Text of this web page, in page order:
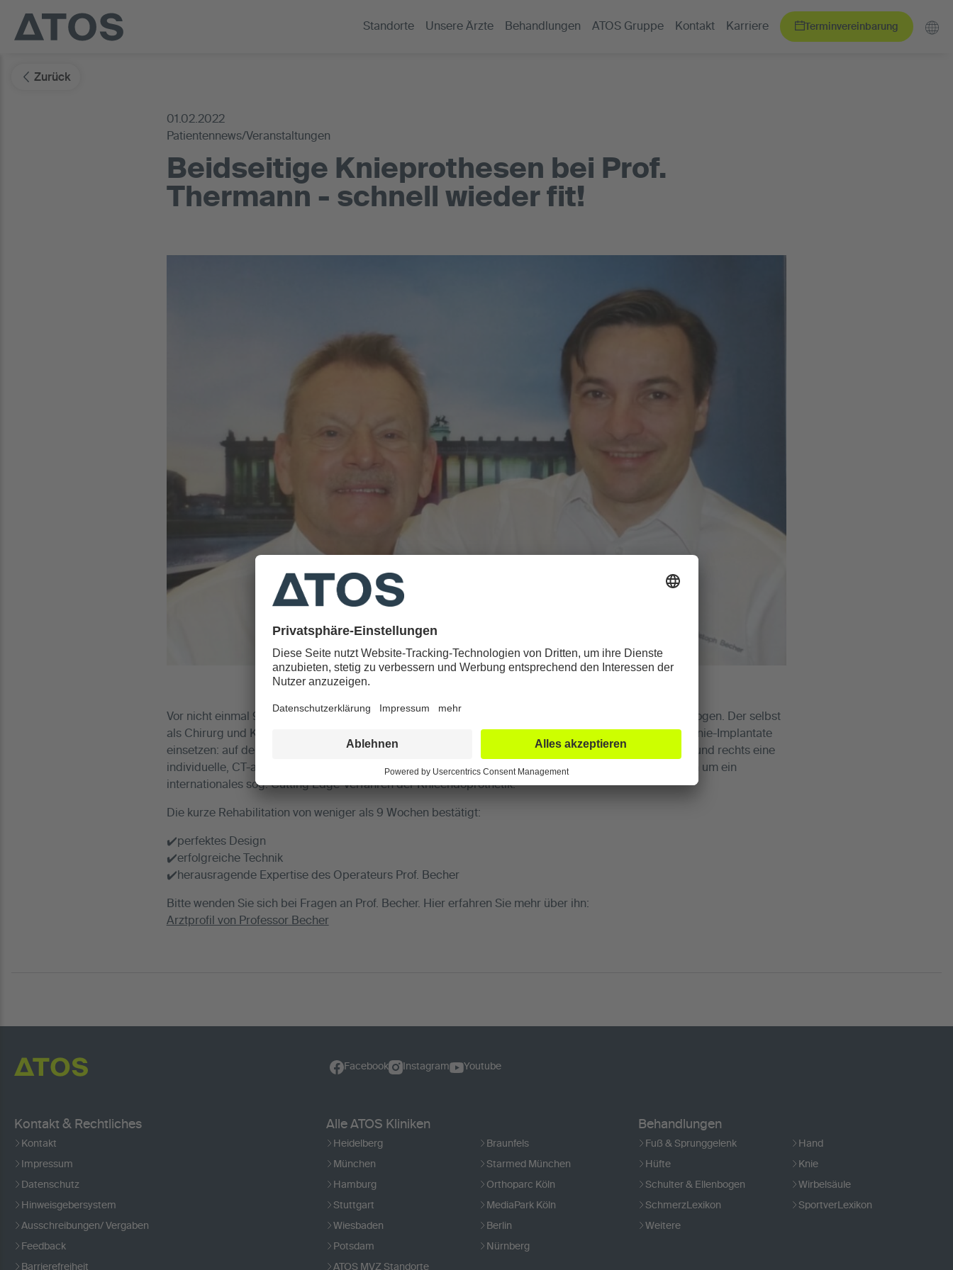
Standorte Unsere Ärzte Behandlungen ATOS Gruppe Kontakt Karriere Terminvereinbarung
Zurück
01.02.2022
Patientennews/Veranstaltungen
Beidseitige Knieprothesen bei Prof.
Thermann - schnell wieder fit!
Vor nicht einmal 9 Wochen hat sich Professor Thermann (links) einer Knie-Operation (beidseitig) unterzogen. Der selbst
als Chirurg und Knieexperte tätige Arzt ließ sich von seinem Kollegen Professor Becher (rechts) zwei Knie-Implantate
einsetzen: auf der linken Seite wurde eine MAKO-roboterunterstützte Schlittenprothese implementiert und rechts eine
individuelle, CT-analysierte Symbios Vollprothese aus dem 3D-Drucker. In beiden Fällen handelt es sich um ein
internationales sog. Cutting Edge-Verfahren der Knieendoprothetik.
Die kurze Rehabilitation von weniger als 9 Wochen bestätigt:
✔️perfektes Design
✔️erfolgreiche Technik
✔️herausragende Expertise des Operateurs Prof. Becher
Bitte wenden Sie sich bei Fragen an Prof. Becher. Hier erfahren Sie mehr über ihn:
Arztprofil von Professor Becher
Facebook Instagram Youtube
Kontakt & Rechtliches
Kontakt
Impressum
Datenschutz
Hinweisgebersystem
Ausschreibungen/ Vergaben
Feedback
Barrierefreiheit
Alle ATOS Kliniken
Heidelberg Braunfels
München Starmed München
Hamburg Orthoparc Köln
Stuttgart MediaPark Köln
Wiesbaden Berlin
Potsdam Nürnberg
ATOS MVZ Standorte
Behandlungen
Fuß & Sprunggelenk Hand
Hüfte Knie
Schulter & Ellenbogen Wirbelsäule
SchmerzLexikon SportverLexikon
Weitere